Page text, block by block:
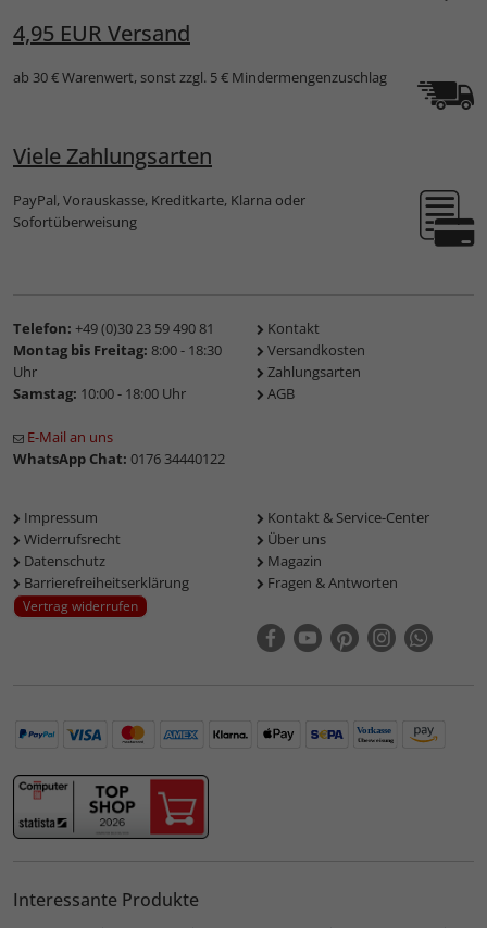
4,95 EUR Versand
ab 30 € Warenwert, sonst zzgl. 5 € Mindermengenzuschlag
Viele Zahlungsarten
PayPal, Vorauskasse, Kreditkarte, Klarna oder
Sofortüberweisung
Telefon: +49 (0)30 23 59 490 81
Montag bis Freitag: 8:00 - 18:30
Uhr
Samstag: 10:00 - 18:00 Uhr
E-Mail an uns
WhatsApp Chat: 0176 34440122
Kontakt
Versandkosten
Zahlungsarten
AGB
Impressum
Widerrufsrecht
Datenschutz
Barrierefreiheitserklärung
Vertrag widerrufen
Kontakt & Service-Center
Über uns
Magazin
Fragen & Antworten
Interessante Produkte